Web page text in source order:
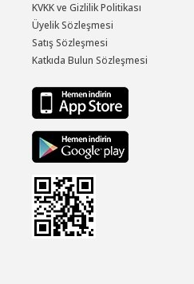
KVKK ve Gizlilik Politikası
Üyelik Sözleşmesi
Satış Sözleşmesi
Katkıda Bulun Sözleşmesi